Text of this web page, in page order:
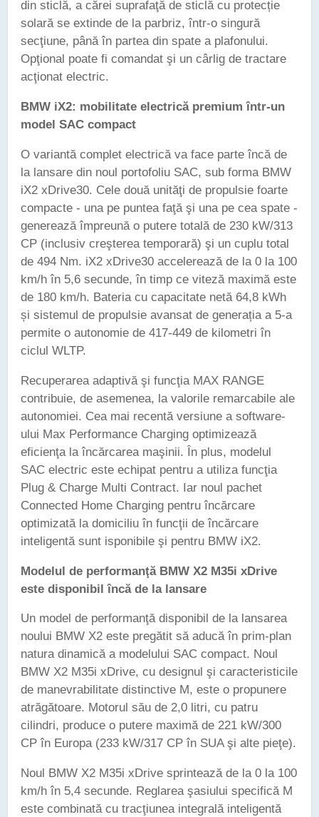
din sticlă, a cărei suprafaţă de sticlă cu protecție
solară se extinde de la parbriz, într-o singură
secţiune, până în partea din spate a plafonului.
Opţional poate fi comandat şi un cârlig de tractare
acţionat electric.
BMW iX2: mobilitate electrică premium într-un
model SAC compact
O variantă complet electrică va face parte încă de
la lansare din noul portofoliu SAC, sub forma BMW
iX2 xDrive30. Cele două unităţi de propulsie foarte
compacte - una pe puntea faţă şi una pe cea spate -
generează împreună o putere totală de 230 kW/313
CP (inclusiv creşterea temporară) şi un cuplu total
de 494 Nm. iX2 xDrive30 accelerează de la 0 la 100
km/h în 5,6 secunde, în timp ce viteză maximă este
de 180 km/h. Bateria cu capacitate netă 64,8 kWh
și sistemul de propulsie avansat de generația a 5-a
permite o autonomie de 417-449 de kilometri în
ciclul WLTP.
Recuperarea adaptivă şi funcţia MAX RANGE
contribuie, de asemenea, la valorile remarcabile ale
autonomiei. Cea mai recentă versiune a software-
ului Max Performance Charging optimizează
eficienţa la încărcarea maşinii. În plus, modelul
SAC electric este echipat pentru a utiliza funcţia
Plug & Charge Multi Contract. Iar noul pachet
Connected Home Charging pentru încărcare
optimizată la domiciliu în funcţii de încărcare
inteligentă sunt isponibile şi pentru BMW iX2.
Modelul de performanţă BMW X2 M35i xDrive
este disponibil încă de la lansare
Un model de performanţă disponibil de la lansarea
noului BMW X2 este pregătit să aducă în prim-plan
natura dinamică a modelului SAC compact. Noul
BMW X2 M35i xDrive, cu designul şi caracteristicile
de manevrabilitate distinctive M, este o propunere
atrăgătoare. Motorul său de 2,0 litri, cu patru
cilindri, produce o putere maximă de 221 kW/300
CP în Europa (233 kW/317 CP în SUA şi alte pieţe).
Noul BMW X2 M35i xDrive sprintează de la 0 la 100
km/h în 5,4 secunde. Reglarea şasiului specifică M
este combinată cu tracţiunea integrală inteligentă